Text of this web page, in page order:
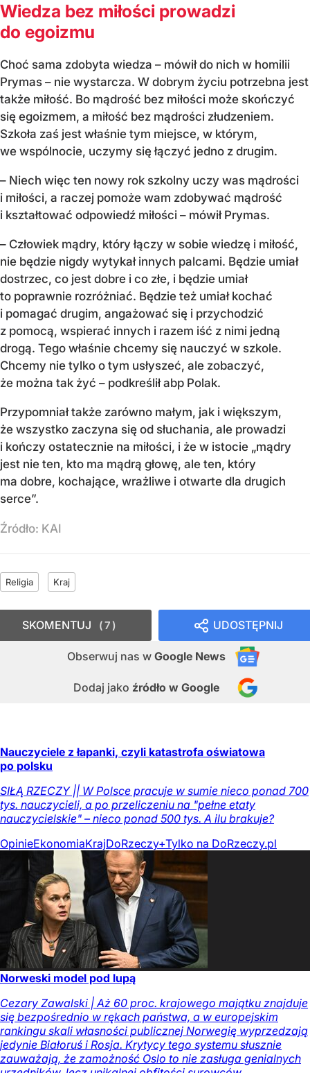
Wiedza bez miłości prowadzi
do egoizmu
Choć sama zdobyta wiedza – mówił do nich w homilii
Prymas – nie wystarcza. W dobrym życiu potrzebna jest
także miłość. Bo mądrość bez miłości może skończyć
się egoizmem, a miłość bez mądrości złudzeniem.
Szkoła zaś jest właśnie tym miejsce, w którym,
we wspólnocie, uczymy się łączyć jedno z drugim.
– Niech więc ten nowy rok szkolny uczy was mądrości
i miłości, a raczej pomoże wam zdobywać mądrość
i kształtować odpowiedź miłości – mówił Prymas.
– Człowiek mądry, który łączy w sobie wiedzę i miłość,
nie będzie nigdy wytykał innych palcami. Będzie umiał
dostrzec, co jest dobre i co złe, i będzie umiał
to poprawnie rozróżniać. Będzie też umiał kochać
i pomagać drugim, angażować się i przychodzić
z pomocą, wspierać innych i razem iść z nimi jedną
drogą. Tego właśnie chcemy się nauczyć w szkole.
Chcemy nie tylko o tym usłyszeć, ale zobaczyć,
że można tak żyć – podkreślił abp Polak.
Przypomniał także zarówno małym, jak i większym,
że wszystko zaczyna się od słuchania, ale prowadzi
i kończy ostatecznie na miłości, i że w istocie „mądry
jest nie ten, kto ma mądrą głowę, ale ten, który
ma dobre, kochające, wrażliwe i otwarte dla drugich
serce”.
Źródło: KAI
Religia Kraj
UDOSTĘPNIJ
Obserwuj nas w Google News
Dodaj jako źródło w Google
SKOMENTUJ 7
Nauczyciele z łapanki, czyli katastrofa oświatowa
po polsku
SIŁĄ RZECZY || W Polsce pracuje w sumie nieco ponad 700
tys. nauczycieli, a po przeliczeniu na "pełne etaty
nauczycielskie" – nieco ponad 500 tys. A ilu brakuje?
OpinieEkonomiaKrajDoRzeczy+Tylko na DoRzeczy.pl
Norweski model pod lupą
Cezary Zawalski | Aż 60 proc. krajowego majątku znajduje
się bezpośrednio w rękach państwa, a w europejskim
rankingu skali własności publicznej Norwegię wyprzedzają
jedynie Białoruś i Rosja. Krytycy tego systemu słusznie
zauważają, że zamożność Oslo to nie zasługa genialnych